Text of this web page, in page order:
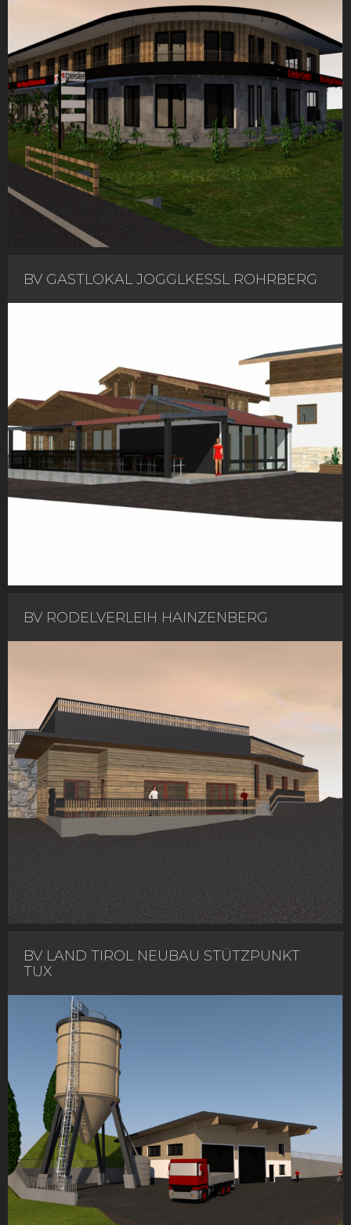
BV GASTLOKAL JOGGLKESSL ROHRBERG
BV RODELVERLEIH HAINZENBERG
BV LAND TIROL NEUBAU STÜTZPUNKT
TUX